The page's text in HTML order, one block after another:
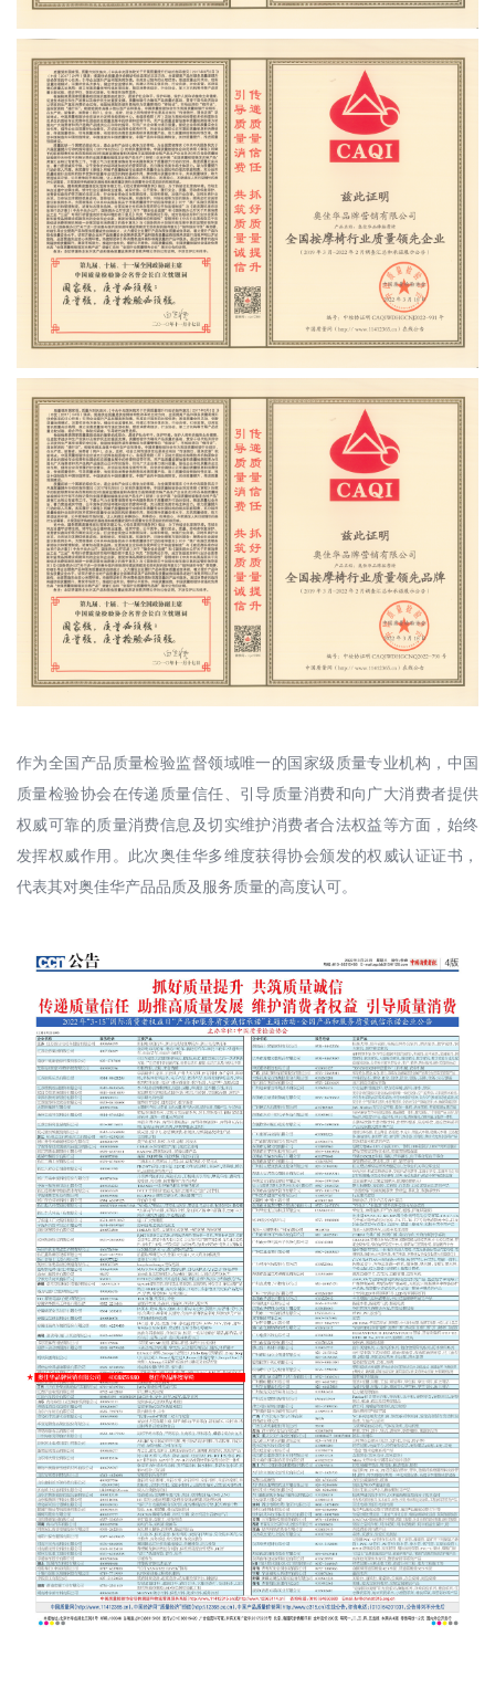
作为全国产品质量检验监督领域唯一的国家级质量专业机构，中国
质量检验协会在传递质量信任、引导质量消费和向广大消费者提供
权威可靠的质量消费信息及切实维护消费者合法权益等方面，始终
发挥权威作用。此次奥佳华多维度获得协会颁发的权威认证证书，
代表其对奥佳华产品品质及服务质量的高度认可。